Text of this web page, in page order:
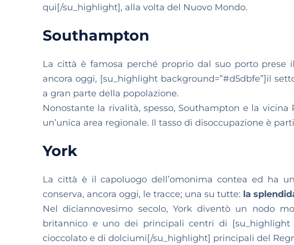
qui[/su_highlight], alla volta del Nuovo Mondo.
Southampton
La città è famosa perché proprio dal suo porto
ancora oggi, [su_highlight background=”#d5dbfe”]il
a gran parte della popolazione.
Nonostante la rivalità, spesso, Southampton e la
un’unica area regionale. Il tasso di disoccupazione è
York
La città è il capoluogo dell’omonima contea ed ha
conserva, ancora oggi, le tracce; una su tutte: la
Nel diciannovesimo secolo, York diventò un nodo
britannico e uno dei principali centri di [su_highlight
cioccolato e di dolciumi[/su_highlight] principali del